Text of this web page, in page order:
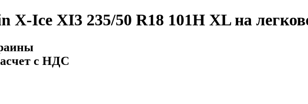
Ice XI3 235/50 R18 101H XLна
с НДС